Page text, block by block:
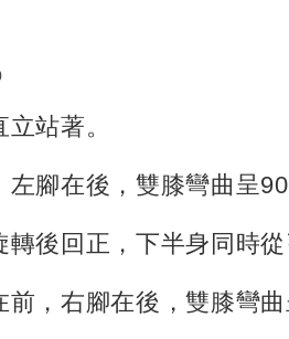
站著。
腳在後，雙膝彎曲呈90
後回正，下半身同時從
，右腳在後，雙膝彎曲